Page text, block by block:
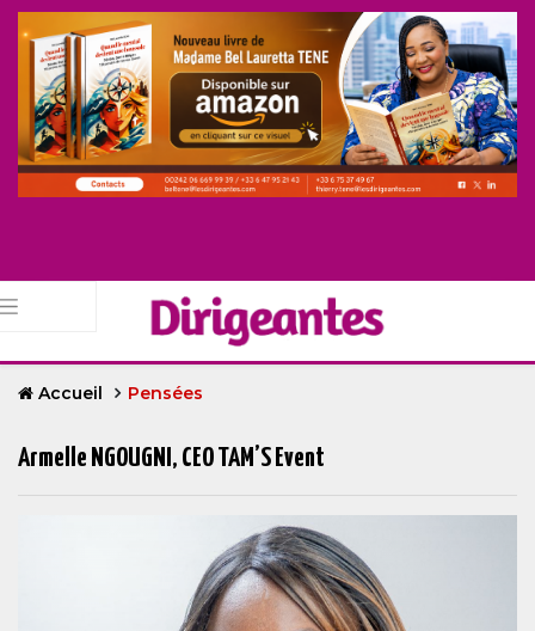
Accueil Pensées
Armelle NGOUGNI, CEO TAM’S Event